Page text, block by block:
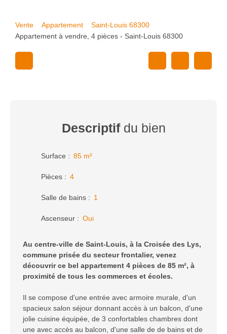
Vente Appartement
Saint-Louis 68300
Appartement à vendre, 4 pièces - Saint-Louis 68300
Descriptifdu bien
Surface : 85 m²
Pièces : 4
Salle de bains : 1
Ascenseur : Oui
Au centre-ville de Saint-Louis, à la Croisée des Lys,
commune prisée du secteur frontalier, venez
découvrir ce bel appartement 4 pièces de 85 m², à
proximité de tous les commerces et écoles.
Il se compose d'une entrée avec armoire murale, d'un
spacieux salon séjour donnant accès à un balcon, d'une
jolie cuisine équipée, de 3 confortables chambres dont
une avec accès au balcon, d'une salle de de bains et de